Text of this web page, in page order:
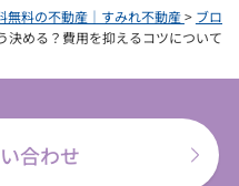
無料の不動産｜すみれ不動産> ブロ
決める？費用を抑えるコツについて
合わせ